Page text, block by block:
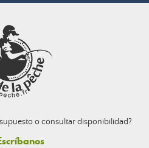
o consultar disponibilidad?